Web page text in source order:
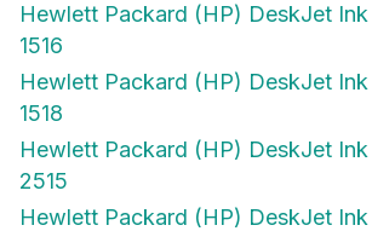
Hewlett Packard (HP) DeskJet
1516
Hewlett Packard (HP) DeskJet
1518
Hewlett Packard (HP) DeskJet
2515
Hewlett Packard (HP) DeskJet